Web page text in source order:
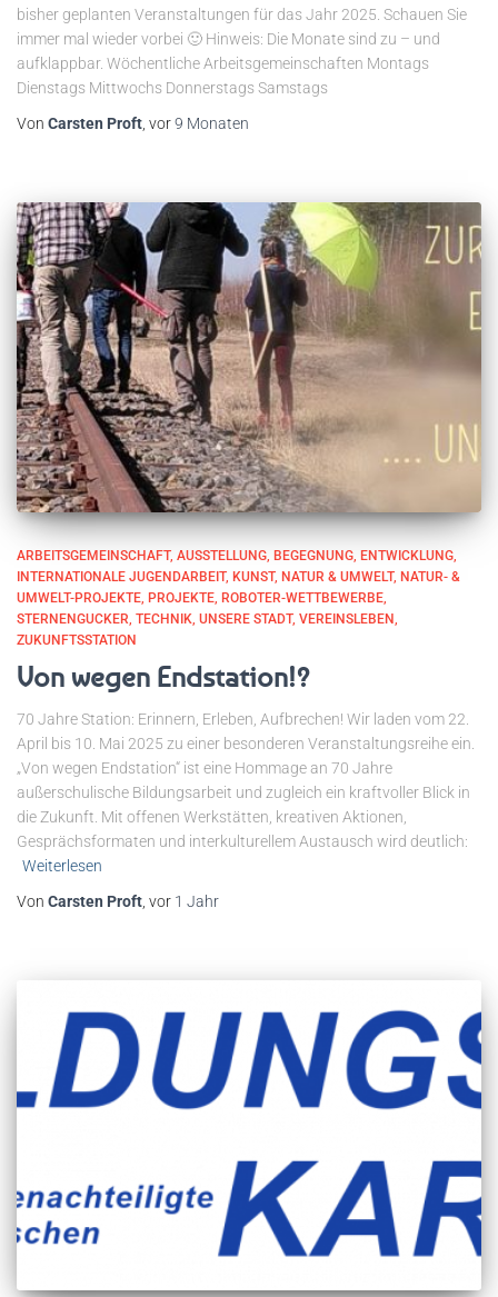
bisher geplanten Veranstaltungen für das Jahr 2025. Schauen Sie
immer mal wieder vorbei 🙂 Hinweis: Die Monate sind zu – und
aufklappbar. Wöchentliche Arbeitsgemeinschaften Montags
Dienstags Mittwochs Donnerstags Samstags
Von Carsten Proft, vor9 Monaten
ARBEITSGEMEINSCHAFT AUSSTELLUNG BEGEGNUNG ENTWICKLUNG
INTERNATIONALE JUGENDARBEIT KUNST NATUR & UMWELT NATUR- &
UMWELT-PROJEKTE PROJEKTE ROBOTER-WETTBEWERBE
STERNENGUCKER TECHNIK UNSERE STADT VEREINSLEBEN
ZUKUNFTSSTATION
Von wegen Endstation!?
70 Jahre Station: Erinnern, Erleben, Aufbrechen! Wir laden vom 22.
April bis 10. Mai 2025 zu einer besonderen Veranstaltungsreihe ein.
„Von wegen Endstation“ ist eine Hommage an 70 Jahre
außerschulische Bildungsarbeit und zugleich ein kraftvoller Blick in
die Zukunft. Mit offenen Werkstätten, kreativen Aktionen,
Gesprächsformaten und interkulturellem Austausch wird deutlich:
Weiterlesen
Von Carsten Proft , vor 1 Jahr